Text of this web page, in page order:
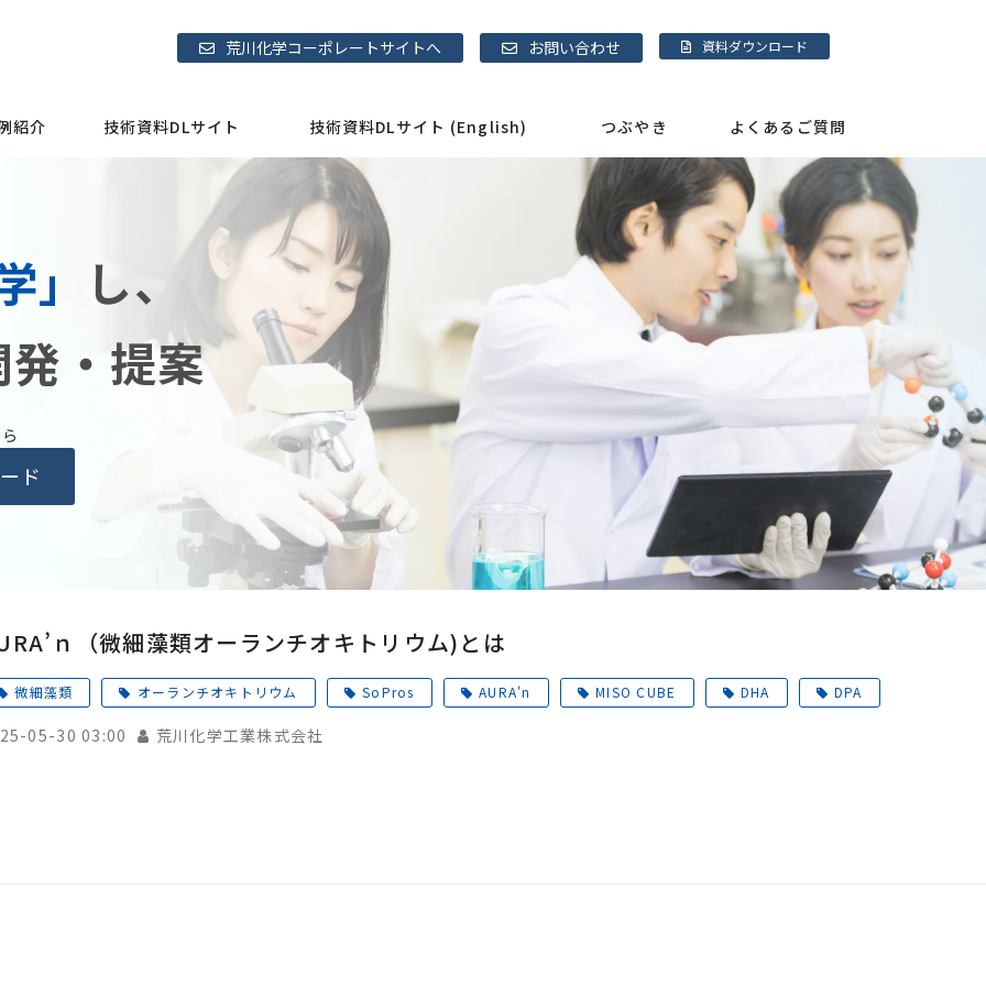
荒川化学コーポレートサイトへ お問い合わせ 資料ダウンロード
紹介 技術資料DLサイト 技術資料DLサイト (English) つぶやき よくあるご質問
し、
・提案
ド
ｎ（微細藻類オーランチオキトリウム)とは
微細藻類 オーランチオキトリウム SoPros AURA'n MISO CUBE DHA DPA
05-30 03:00 荒川化学工業株式会社